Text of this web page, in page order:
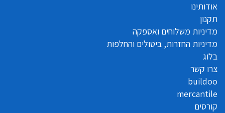
אודותינו
תקנון
מדיניות משלוחים ואספקה
מדיניות החזרות, ביטולים והחלפות
בלוג
צרו קשר
buildoo
mercantile
קורסים